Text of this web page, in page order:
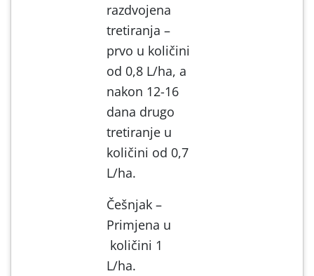
razdvojena
tretiranja –
prvo u količini
od 0,8 L/ha, a
nakon 12-16
dana drugo
tretiranje u
količini od 0,7
L/ha.
Češnjak –
Primjena u
količini 1
L/ha.